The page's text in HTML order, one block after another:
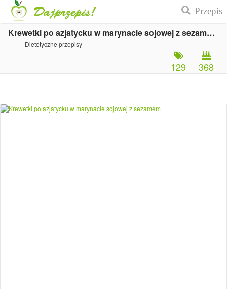
Krewetki po azjatycku w marynacie sojowej z sezamem
- Dietetyczne przepisy -
368
129